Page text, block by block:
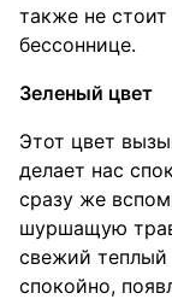
также не
бессоннице.
Зеленый цвет
Этот цвет
делает нас
сразу же
шуршащую
свежий теплый
спокойно,